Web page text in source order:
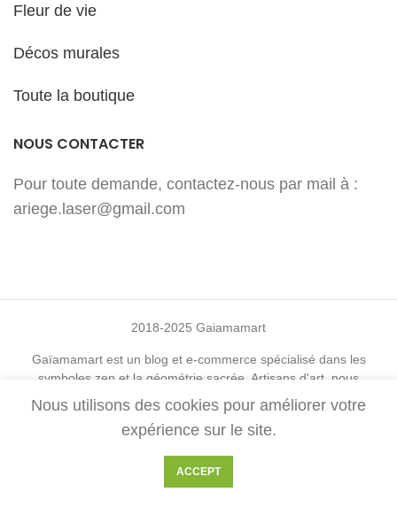
Fleur de vie
Décos murales
Toute la boutique
NOUS CONTACTER
Pour toute demande, contactez-nous par mail à :
ariege.laser@gmail.com
2018-2025 Gaiamamart
Gaïamamart est un blog et e-commerce spécialisé dans les
symboles zen et la géométrie sacrée. Artisans d'art, nous
réalisons l'ensemble des décorations disponibles sur ce site. Vous
trouverez de nombreux symboles comme la fleur de vie, le
metatron cube, le yantra, l'arbre de vie, le triskel, le om, le om
de vie, la triquetra et bien d'autres. Toutes les décorations sont
créées et fabriquées avec soin et amour dans le but de maximiser
Nous utilisons des cookies pour améliorer votre
expérience sur le site.
ACCEPT